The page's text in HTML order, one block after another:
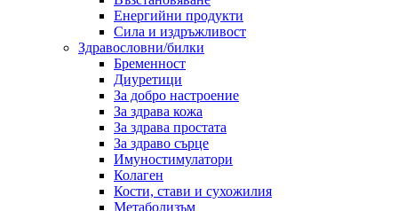
Енергийни продукти
Сила и издръжливост
Здравословни/билки
Бременност
Диуретици
За добро настроение
За здрава кожа
За здрава простата
За здраво сърце
Имуностимулатори
Колаген
Кости, стави и сухожилия
Метаболизъм